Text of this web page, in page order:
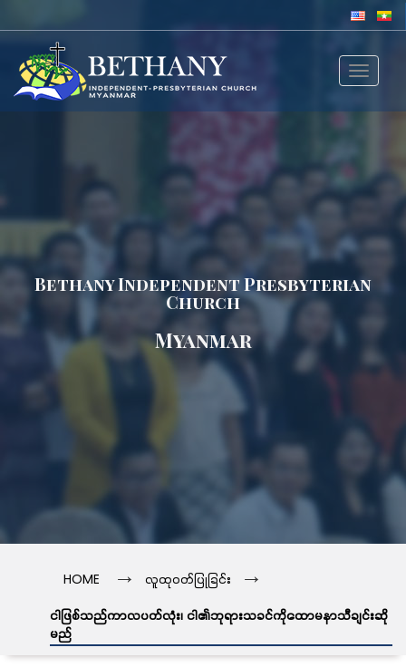
Toggle
Bethany Independent Presbyterian
Church
Myanmar
HOME → လူထုဝတ်ပြုခြင်း →
ငါဖြစ်သည်ကာလပတ်လုံး၊ ငါ၏ဘုရားသခင်ကိုထောမနာသီချင်းဆို
မည်